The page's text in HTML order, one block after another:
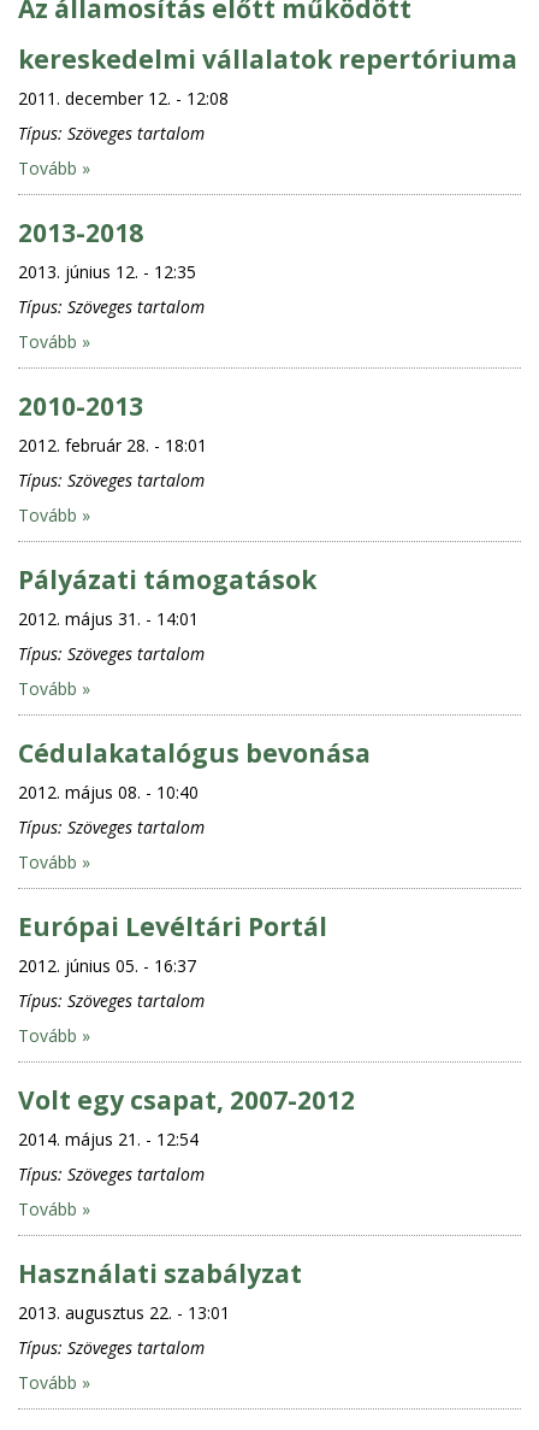
Az államosítás előtt működött
kereskedelmi vállalatok repertóriuma
2011. december 12. - 12:08
Típus: Szöveges tartalom
Tovább »
2013-2018
2013. június 12. - 12:35
Típus: Szöveges tartalom
Tovább »
2010-2013
2012. február 28. - 18:01
Típus: Szöveges tartalom
Tovább »
Pályázati támogatások
2012. május 31. - 14:01
Típus: Szöveges tartalom
Tovább »
Cédulakatalógus bevonása
2012. május 08. - 10:40
Típus: Szöveges tartalom
Tovább »
Európai Levéltári Portál
2012. június 05. - 16:37
Típus: Szöveges tartalom
Tovább »
Volt egy csapat, 2007-2012
2014. május 21. - 12:54
Típus: Szöveges tartalom
Tovább »
Használati szabályzat
2013. augusztus 22. - 13:01
Típus: Szöveges tartalom
Tovább »